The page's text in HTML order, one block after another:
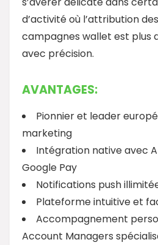
d’activité où l’attribution des
campagnes wallet est plus
avec précision.
AVANTAGES:
Pionnier et leader
marketing
Intégration native avec
Google Pay
Notifications push
Plateforme intuitive et
Accompagnement
Account Managers